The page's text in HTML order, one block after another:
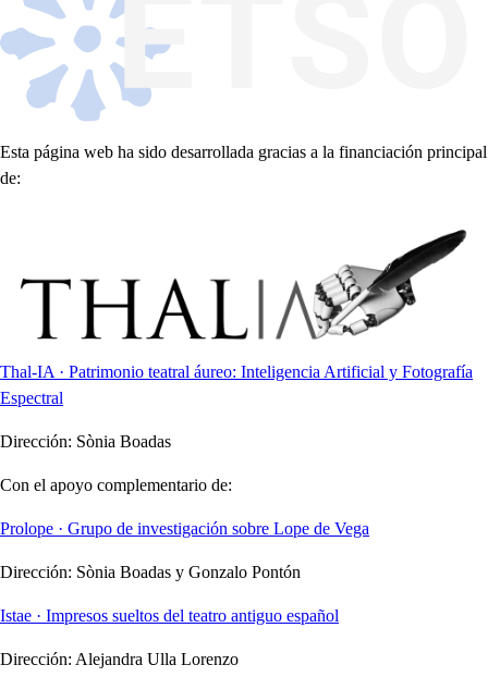
Esta página web ha sido desarrollada gracias a la financiación principal
de:
Thal-IA · Patrimonio teatral áureo: Inteligencia Artificial y Fotografía
Espectral
Dirección: Sònia Boadas
Con el apoyo complementario de:
Prolope · Grupo de investigación sobre Lope de Vega
Dirección: Sònia Boadas y Gonzalo Pontón
Istae · Impresos sueltos del teatro antiguo español
Dirección: Alejandra Ulla Lorenzo